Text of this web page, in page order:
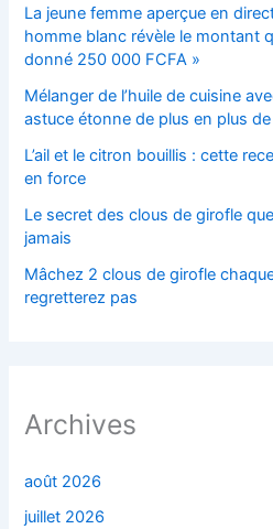
La jeune femme aperçue en
homme blanc révèle le montant
donné 250 000 FCFA »
Mélanger de l’huile de cuisine
astuce étonne de plus en plus
L’ail et le citron bouillis : cette
en force
Le secret des clous de girofle
jamais
Mâchez 2 clous de girofle
regretterez pas
Archives
août 2026
juillet 2026